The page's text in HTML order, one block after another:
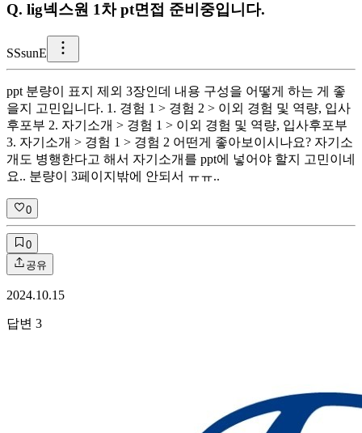
Q. lig넥스원 1차 pt면접 준비중입니다.
SSsunE
ppt 분량이 표지 제외 3장인데 내용 구성을 어떻게 하는 게 좋
을지 고민입니다. 1. 경험 1 > 경험 2 > 이외 경험 및 역량, 입사
후포부 2. 자기소개 > 경험 1 > 이외 경험 및 역량, 입사후포부
3. 자기소개 > 경험 1 > 경험 2 어떤게 좋아보이시나요? 자기소
개도 병행한다고 해서 자기소개를 ppt에 넣어야 할지 고민이네
요.. 분량이 3페이지밖에 안되서 ㅠㅠ..
0
0
공유
2024.10.15
답변 3